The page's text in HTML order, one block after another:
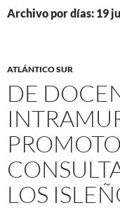
Archivo por días: 19
ATLÁNTICO SUR
DE
LOS